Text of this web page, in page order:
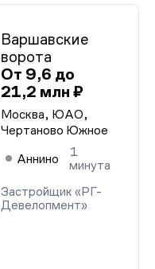
Варшавские
ворота
От 9,6 до
21,2 млн ₽
Москва, ЮАО,
Чертаново Южное
Аннино
1
минута
Застройщик «РГ-
Девелопмент»